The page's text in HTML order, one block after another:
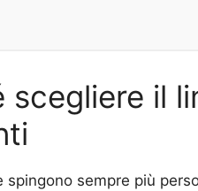
scegliere il
spingono sempre più